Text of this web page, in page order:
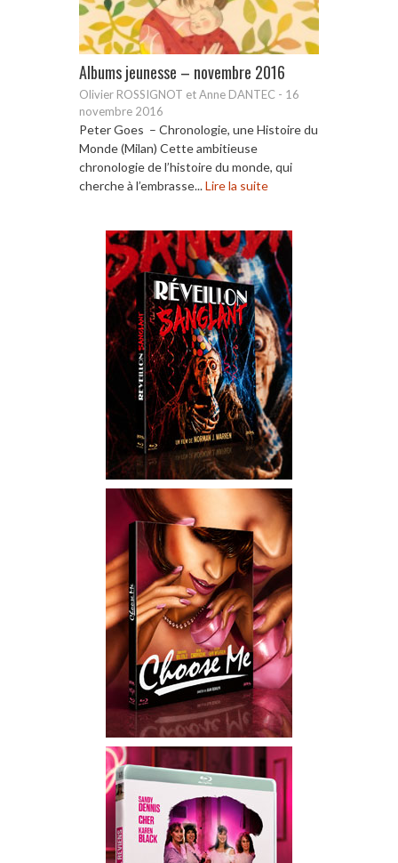
Albums jeunesse – novembre 2016
Olivier ROSSIGNOT et Anne DANTEC - 16
novembre 2016
Peter Goes – Chronologie, une Histoire du
Monde (Milan) Cette ambitieuse
chronologie de l’histoire du monde, qui
cherche à l’embrasse...Lire la suite